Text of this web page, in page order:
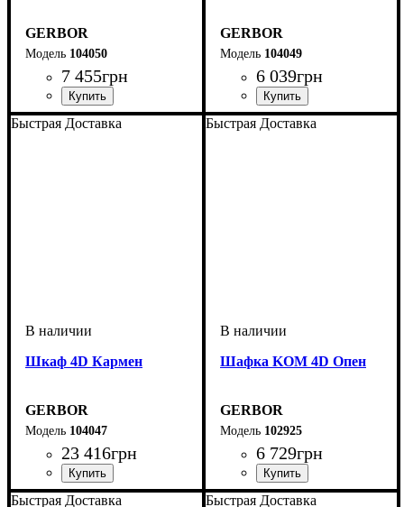
GERBOR
104050
7 455грн
GERBOR
104049
6 039грн
Быстрая Доставка
Шкаф 4D Кармен
GERBOR
104047
23 416грн
Быстрая Доставка
Шафка KOM 4D Опен
GERBOR
102925
6 729грн
Быстрая Доставка Быстрая Доставка